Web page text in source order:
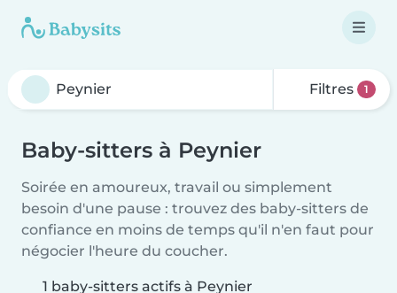
Filtres 1
Baby-sitters à Peynier
Soirée en amoureux, travail ou simplement
besoin d'une pause : trouvez des baby-sitters de
confiance en moins de temps qu'il n'en faut pour
négocier l'heure du coucher.
1 baby-sitters actifs à Peynier